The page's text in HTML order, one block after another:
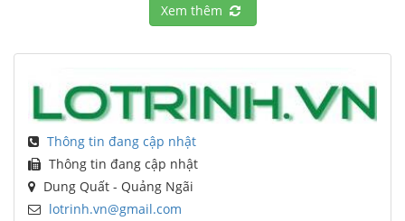
Xem thêm
Thông tin đang cập nhật
Thông tin đang cập nhật
Dung Quất - Quảng Ngãi
lotrinh.vn@gmail.com